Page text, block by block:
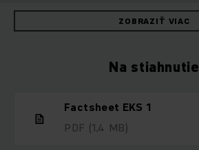
ZOBRAZIŤ VIAC
Na stiahnutie
Factsheet EKS 1
PDF (1,4 MB)